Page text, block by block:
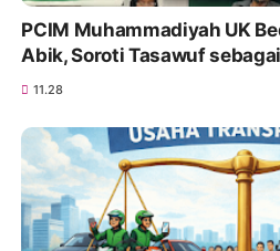
PCIM Muhammadiyah UK
Abik, Soroti Tasawuf
11.28